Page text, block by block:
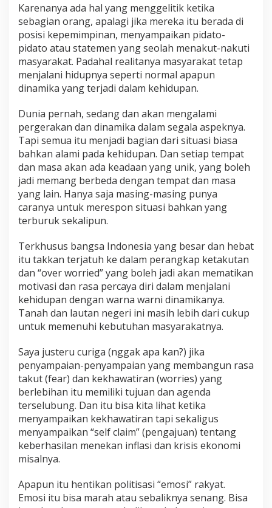
Karenanya ada hal yang menggelitik ketika
sebagian orang, apalagi jika mereka itu berada di
posisi kepemimpinan, menyampaikan pidato-
pidato atau statemen yang seolah menakut-nakuti
masyarakat. Padahal realitanya masyarakat tetap
menjalani hidupnya seperti normal apapun
dinamika yang terjadi dalam kehidupan.
Dunia pernah, sedang dan akan mengalami
pergerakan dan dinamika dalam segala aspeknya.
Tapi semua itu menjadi bagian dari situasi biasa
bahkan alami pada kehidupan. Dan setiap tempat
dan masa akan ada keadaan yang unik, yang boleh
jadi memang berbeda dengan tempat dan masa
yang lain. Hanya saja masing-masing punya
caranya untuk merespon situasi bahkan yang
terburuk sekalipun.
Terkhusus bangsa Indonesia yang besar dan hebat
itu takkan terjatuh ke dalam perangkap ketakutan
dan “over worried” yang boleh jadi akan mematikan
motivasi dan rasa percaya diri dalam menjalani
kehidupan dengan warna warni dinamikanya.
Tanah dan lautan negeri ini masih lebih dari cukup
untuk memenuhi kebutuhan masyarakatnya.
Saya justeru curiga (nggak apa kan?) jika
penyampaian-penyampaian yang membangun rasa
takut (fear) dan kekhawatiran (worries) yang
berlebihan itu memiliki tujuan dan agenda
terselubung. Dan itu bisa kita lihat ketika
menyampaikan kekhawatiran tapi sekaligus
menyampaikan “self claim” (pengajuan) tentang
keberhasilan menekan inflasi dan krisis ekonomi
misalnya.
Apapun itu hentikan politisasi “emosi” rakyat.
Emosi itu bisa marah atau sebaliknya senang. Bisa